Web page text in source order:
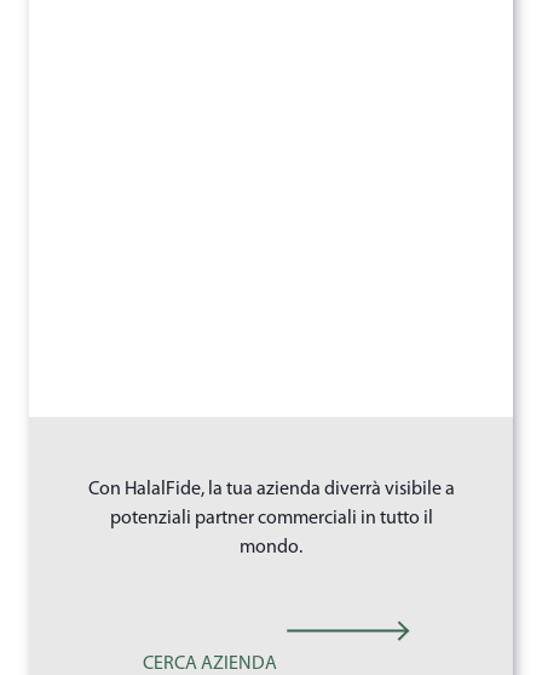
Con HalalFide, la tua azienda diverrà visibile a
potenziali partner commerciali in tutto il
mondo.
CERCA AZIENDA